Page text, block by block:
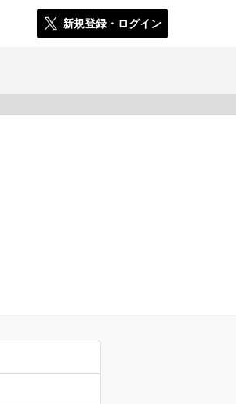
新規登録・ログイン